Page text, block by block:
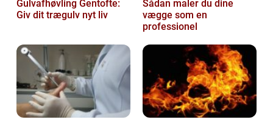
Gulvafhøvling Gentofte:
Giv dit trægulv nyt liv
Sådan maler du dine
vægge som en
professionel